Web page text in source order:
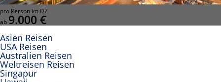
pro Person im DZ
ab 9.000 €
Asien Reisen
USA Reisen
Australien Reisen
Weltreisen Reisen
Singapur